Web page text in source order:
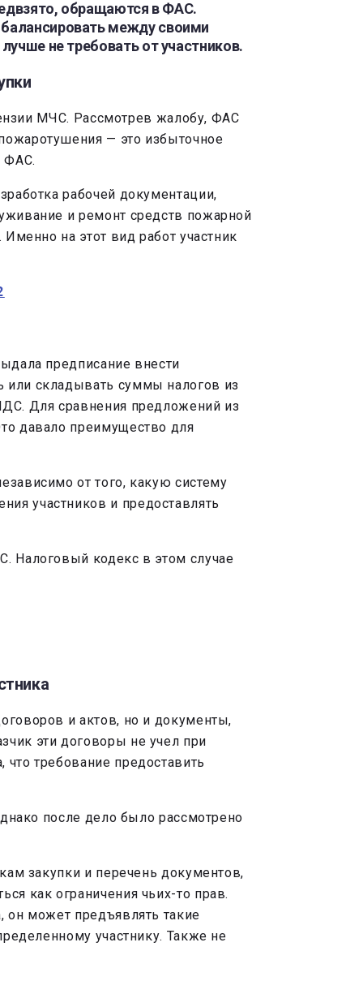
обращаются в ФАС.
между своими
не требовать от участников.
МЧС. Рассмотрев жалобу, ФАС
— это избыточное
ФАС.
рабочей документации,
и ремонт средств пожарной
на этот вид работ участник
предписание внести
или складывать суммы налогов из
Для сравнения предложений из
давало преимущество для
от того, какую систему
участников и предоставлять
Налоговый кодекс в этом случае
и актов, но и документы,
эти договоры не учел при
требование предоставить
после дело было рассмотрено
закупки и перечень документов,
как ограничения чьих-то прав.
он может предъявлять такие
участнику. Также не